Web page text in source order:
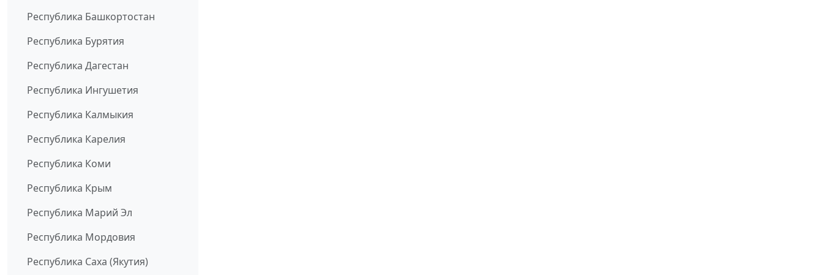
Республика Башкортостан
Республика Бурятия
Республика Дагестан
Республика Ингушетия
Республика Калмыкия
Республика Карелия
Республика Коми
Республика Крым
Республика Марий Эл
Республика Мордовия
Республика Саха (Якутия)